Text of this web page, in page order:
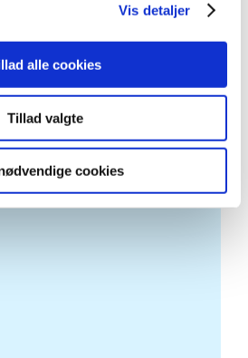
Vis detaljer
alle cookies
Tillad valgte
cookies
på grund af
for 2025
nationale procedure, den